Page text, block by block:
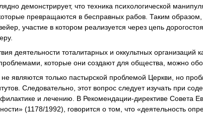
демонстрирует, что техника психологической
превращаются в бесправных рабов. Таким
участие в котором реализуется через цепь
деятельности тоталитарных и оккультных организаций
которые они создают для общества, можно
не являются только пастырской проблемой Церкви, но
Следовательно, этот вопрос следует изучать при
и лечению. В Рекомендации-директиве Совета
(1178/1992), говорится о том, что «деятельность